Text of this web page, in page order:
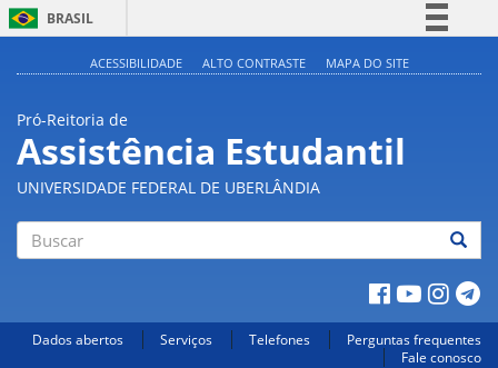
BRASIL
Acesso à informação
Legislação
Canais
ACESSIBILIDADE ALTO CONTRASTE MAPA DO SITE
Pró-Reitoria de
Assistência Estudantil
UNIVERSIDADE FEDERAL DE UBERLÂNDIA
Dados abertos Serviços Telefones
Perguntas frequentes
Fale conosco